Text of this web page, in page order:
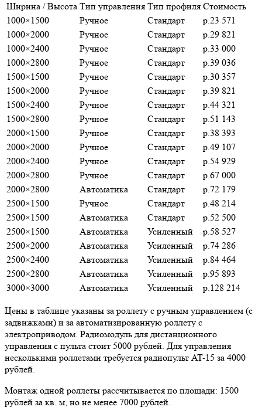
Ширина / Высота Тип управления Тип профиля Стоимость
1000×1500
Ручное Стандарт
р.23 571
1000×2000
Ручное Стандарт
р.29 821
1000×2400
Ручное Стандарт
р.33 000
1000×2800
Ручное Стандарт
р.39 036
1500×1500
Ручное Стандарт
р.30 357
1500×2000
Ручное Стандарт
р.39 821
1500×2400
Ручное Стандарт
р.44 321
1500×2800
Ручное Стандарт
р.51 143
2000×1500
Ручное Стандарт
р.38 393
2000×2000
Ручное Стандарт
р.49 107
2000×2400
Ручное Стандарт
р.54 929
2000×2800
Ручное Стандарт
р.67 000
2000×2800
Автоматика Стандарт
р.72 179
2500×1500
Ручное Стандарт
р.48 214
2500×1500
Автоматика Стандарт
р.52 500
2500×1500
Автоматика Усиленный
р.58 527
2500×2000
Автоматика Усиленный
р.74 286
2500×2400
Автоматика Усиленный
р.84 464
2500×2800
Автоматика Усиленный
р.95 893
3000×3000
Автоматика Усиленный р.128 214
Цены в таблице указаны за роллету с ручным управлением (с
задвижками) и за автоматизированную роллету с
электроприводом. Радиомодуль для дистанционного
управления с пульта стоит 5000 рублей. Для управления
несколькими роллетами требуется радиопульт AT-15 за 4000
рублей.
Монтаж одной роллеты рассчитывается по площади: 1500
рублей за кв. м, но не менее 7000 рублей.